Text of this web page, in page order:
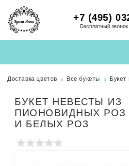
+7 (495)
Бесплатный
Доставка цветов Все букеты
БУКЕТ НЕВЕСТЫ ИЗ
ПИОНОВИДНЫХ РОЗ
И БЕЛЫХ РОЗ